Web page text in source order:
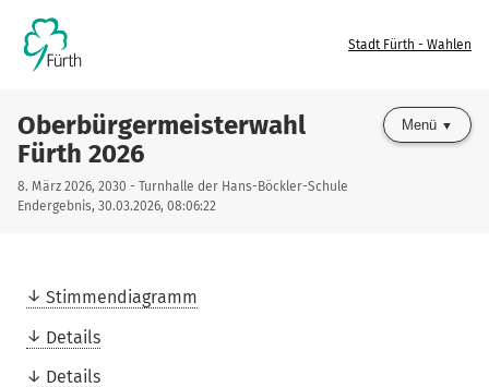
Stadt Fürth - Wahlen
Oberbürgermeisterwahl
Fürth 2026
8. März 2026, 2030 - Turnhalle der Hans-Böckler-Schule
Endergebnis, 30.03.2026, 08:06:22
Menü
Stimmendiagramm
Details
Details